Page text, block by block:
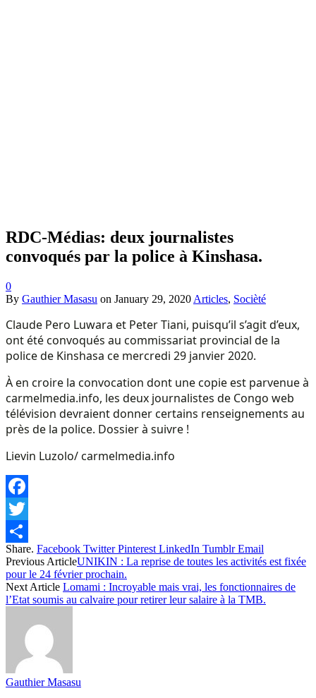
RDC-Médias: deux journalistes
convoqués par la police à Kinshasa.
0
By Gauthier Masasu on January 29, 2020 Articles, Socièté
Claude Pero Luwara et Peter Tiani, puisqu’il s’agit d’eux,
ont été convoqués au commissariat provincial de la
police de Kinshasa ce mercredi 29 janvier 2020.
À en croire la convocation dont une copie est parvenue à
carmelmedia.info, les deux journalistes de Congo web
télévision devraient donner certains renseignements au
près de la police. Dossier à suivre !
Lievin Luzolo/ carmelmedia.info
Facebook
Twitter
Share
Share. Facebook Twitter Pinterest LinkedIn Tumblr Email
Previous ArticleUNIKIN : La reprise de toutes les activités est fixée
pour le 24 février prochain.
Next Article Lomami : Incroyable mais vrai, les fonctionnaires de
l’Etat soumis au calvaire pour retirer leur salaire à la TMB.
Gauthier Masasu